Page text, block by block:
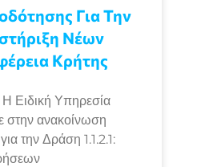
Για Την
Νέων
Κρήτης
Ειδική Υπηρεσία
ανακοίνωση
την Δράση 1.1.2.1: